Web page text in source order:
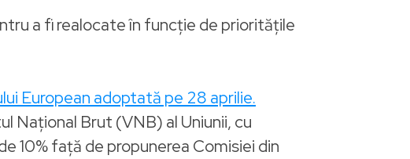
a fi realocate în funcție de prioritățile
European adoptată pe 28 aprilie.
Național Brut (VNB) al Uniunii, cu
10% față de propunerea Comisiei din